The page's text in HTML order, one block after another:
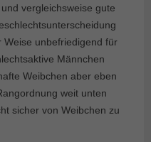
vergleichsweise gute
unbefriedigend für
Männchen
Weibchen aber eben
weit unten
sicher von Weibchen zu